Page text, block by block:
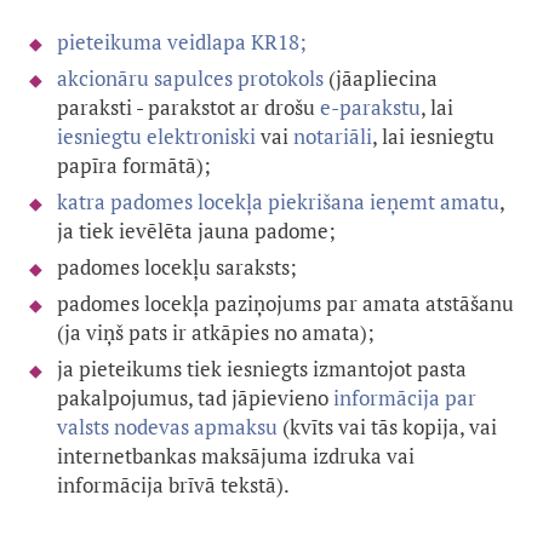
pieteikuma veidlapa KR18;
akcionāru sapulces protokols (jāapliecina
paraksti - parakstot ar drošue-parakstu, lai
iesniegtu elektroniskivainotariāli, lai iesniegtu
papīra formātā);
katra padomes locekļa piekrišana ieņemt amatu,
ja tiek ievēlēta jauna padome;
padomes locekļu saraksts;
padomes locekļa paziņojums par amata atstāšanu
(ja viņš pats ir atkāpies no amata);
ja pieteikums tiek iesniegts izmantojot pasta
pakalpojumus, tad jāpievienoinformācija par
valsts nodevas apmaksu (kvīts vai tās kopija, vai
internetbankas maksājuma izdruka vai
informācija brīvā tekstā).